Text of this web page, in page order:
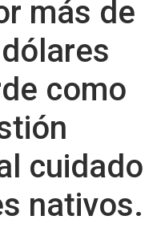
más de
como
cuidado
nativos.